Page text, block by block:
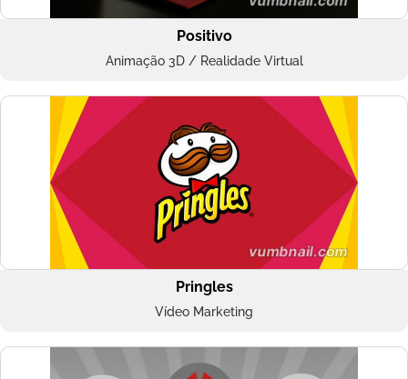
Positivo
Animação 3D / Realidade Virtual
Pringles
Vídeo Marketing